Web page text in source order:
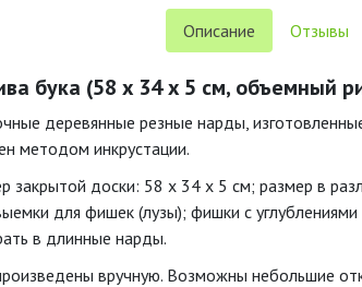
Описание Отзывы
бука (58 x 34 x 5 см, объемный
деревянные резные нарды,
методом инкрустации.
закрытой доски: 58 x34x5 см; размер в
для фишек(лузы); фишки суглублениями
в длинные нарды.
вручную.Возможны небольшие